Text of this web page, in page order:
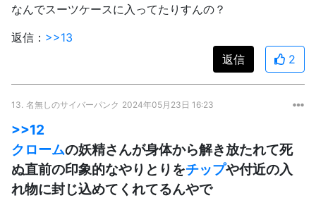
なんでスーツケースに入ってたりすんの？
返信： >>13
返信
2
13. 名無しのサイバーパンク 2024年05月23日 16:23
>>12
クロームの妖精さんが身体から解き放たれて死
ぬ直前の印象的なやりとりをチップや付近の入
れ物に封じ込めてくれてるんやで